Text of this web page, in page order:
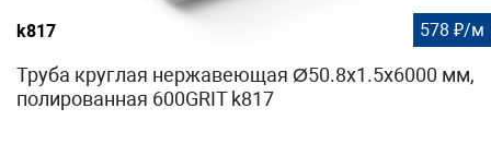
k817 578 ₽/м
Труба круглая нержавеющая Ø50.8х1.5х6000 мм,
полированная 600GRIT k817